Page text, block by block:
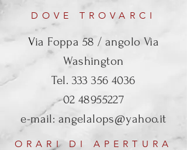
DOVE TROVARCI
Via Foppa 58 / angolo Via
Washington
Tel. 333 356 4036
02 48955227
e-mail: angelalops@yahoo.it
ORARI DI APERTURA